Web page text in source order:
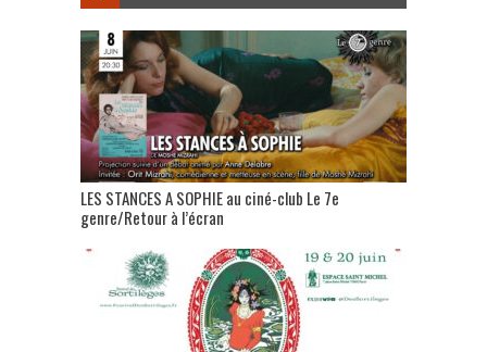
LES STANCES A SOPHIE au ciné-club Le 7e
genre/Retour à l’écran